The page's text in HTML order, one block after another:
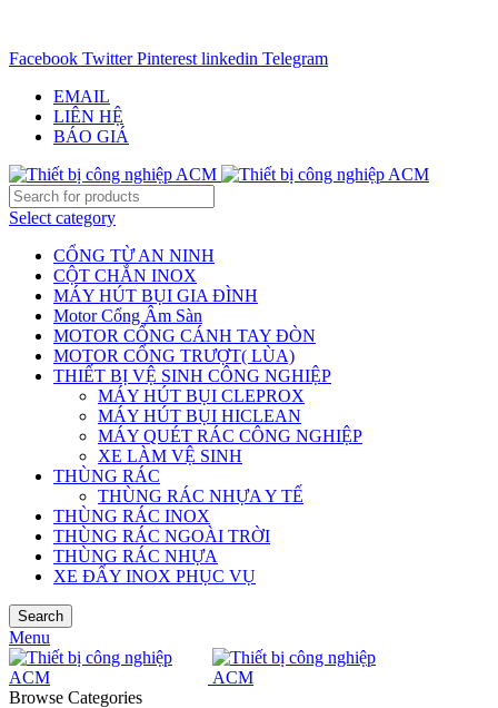
Facebook Twitter Pinterest linkedin Telegram
EMAIL
LIÊN HỆ
BÁO GIÁ
Select category
CỔNG TỪ AN NINH
CỘT CHẮN INOX
MÁY HÚT BỤI GIA ĐÌNH
Motor Cổng Âm Sàn
MOTOR CỔNG CÁNH TAY ĐÒN
MOTOR CỔNG TRƯỢT( LÙA)
THIẾT BỊ VỆ SINH CÔNG NGHIỆP
MÁY HÚT BỤI CLEPROX
MÁY HÚT BỤI HICLEAN
MÁY QUÉT RÁC CÔNG NGHIỆP
XE LÀM VỆ SINH
THÙNG RÁC
THÙNG RÁC NHỰA Y TẾ
THÙNG RÁC INOX
THÙNG RÁC NGOÀI TRỜI
THÙNG RÁC NHỰA
XE ĐẨY INOX PHỤC VỤ
Search
Menu
Browse Categories